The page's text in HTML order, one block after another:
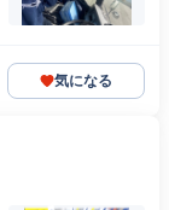
気になる